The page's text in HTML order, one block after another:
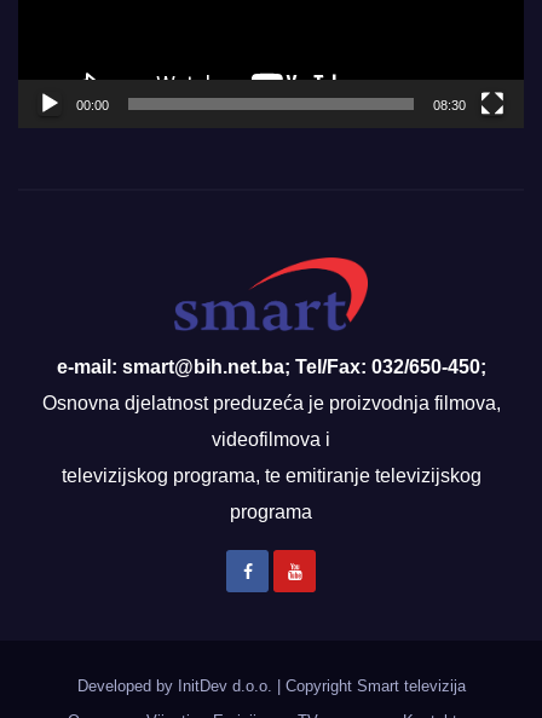
00:00 08:30
e-mail: smart@bih.net.ba; Tel/Fax: 032/650-450;
Osnovna djelatnost preduzeća je proizvodnja filmova,
videofilmova i
televizijskog programa, te emitiranje televizijskog
programa
Developed by InitDev d.o.o.
Copyright Smart televizija